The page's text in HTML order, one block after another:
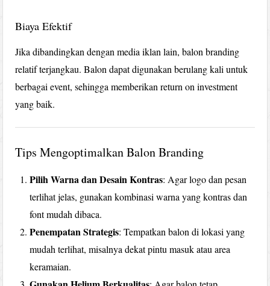
Biaya Efektif
Jika dibandingkan dengan media iklan lain, balon branding
relatif terjangkau. Balon dapat digunakan berulang kali untuk
berbagai event, sehingga memberikan return on investment
yang baik.
Tips Mengoptimalkan Balon Branding
Pilih Warna dan Desain Kontras: Agar logo dan pesan
terlihat jelas, gunakan kombinasi warna yang kontras dan
font mudah dibaca.
Penempatan Strategis: Tempatkan balon di lokasi yang
mudah terlihat, misalnya dekat pintu masuk atau area
keramaian.